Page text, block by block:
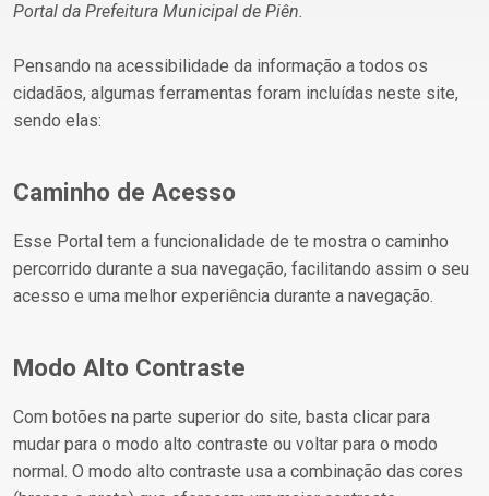
Portal da Prefeitura Municipal de Piên.
Pensando na acessibilidade da informação a todos os
cidadãos, algumas ferramentas foram incluídas neste site,
sendo elas:
Caminho de Acesso
Esse Portal tem a funcionalidade de te mostra o caminho
percorrido durante a sua navegação, facilitando assim o seu
acesso e uma melhor experiência durante a navegação.
Modo Alto Contraste
Com botões na parte superior do site, basta clicar para
mudar para o modo alto contraste ou voltar para o modo
normal. O modo alto contraste usa a combinação das cores